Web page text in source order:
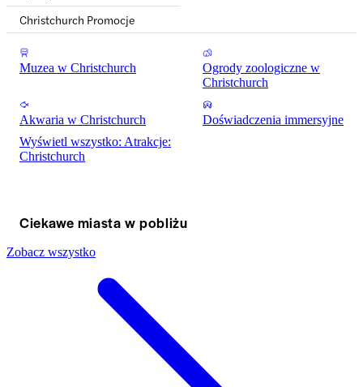
Christchurch Promocje
Muzea w Christchurch
Ogrody zoologiczne w
Christchurch
Akwaria w Christchurch
Doświadczenia immersyjne
Wyświetl wszystko: Atrakcje:
Christchurch
Ciekawe miasta w pobliżu
Zobacz wszystko